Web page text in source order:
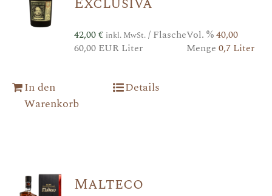
42,00€ inkl. MwSt./ Flasche
60,00 EUR Liter
Vol. %40,00
Menge 0,7 Liter
In den
Warenkorb
Details
Malteco